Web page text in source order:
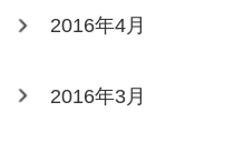
2016年4月
2016年3月